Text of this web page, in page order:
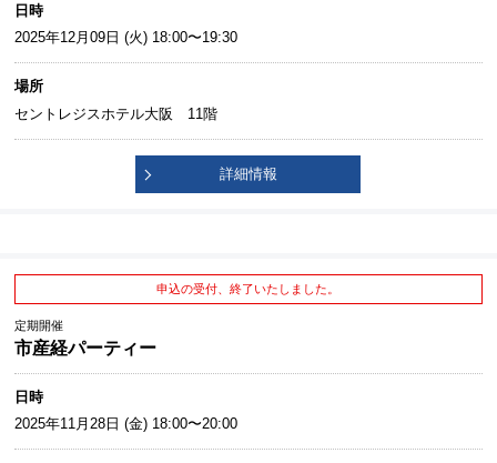
日時
2025年12月09日 (火) 18:00〜19:30
場所
セントレジスホテル大阪 11階
詳細情報
申込の受付、終了いたしました。
定期開催
市産経パーティー
日時
2025年11月28日 (金) 18:00〜20:00